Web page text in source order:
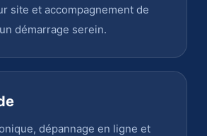
site et accompagnement de
démarrage serein.
dépannage en ligne et